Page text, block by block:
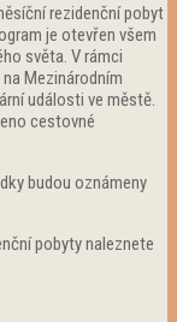
rezidenční pobyt
je otevřen všem
světa. V rámci
Mezinárodním
události ve městě.
cestovné
budou oznámeny
pobyty naleznete